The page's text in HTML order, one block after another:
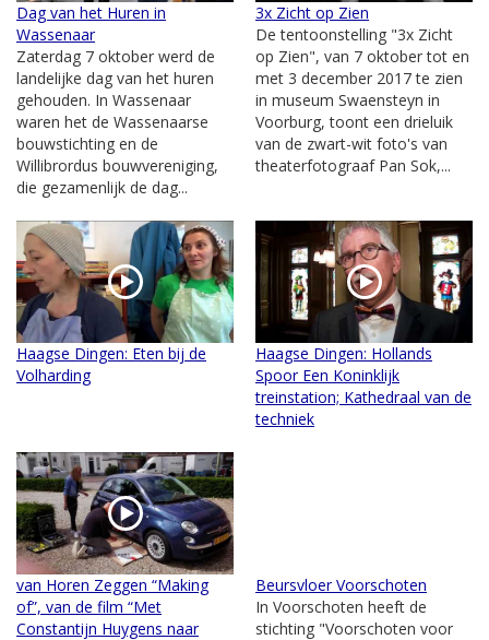
Dag van het Huren in
Wassenaar
Zaterdag 7 oktober werd de
landelijke dag van het huren
gehouden. In Wassenaar
waren het de Wassenaarse
bouwstichting en de
Willibrordus bouwvereniging,
die gezamenlijk de dag...
3x Zicht op Zien
De tentoonstelling "3x Zicht
op Zien", van 7 oktober tot en
met 3 december 2017 te zien
in museum Swaensteyn in
Voorburg, toont een drieluik
van de zwart-wit foto's van
theaterfotograaf Pan Sok,...
Haagse Dingen: Eten bij de
Volharding
Haagse Dingen: Hollands
Spoor Een Koninklijk
treinstation; Kathedraal van de
techniek
van Horen Zeggen “Making
of”, van de film “Met
Constantijn Huygens naar
Beursvloer Voorschoten
In Voorschoten heeft de
stichting "Voorschoten voor